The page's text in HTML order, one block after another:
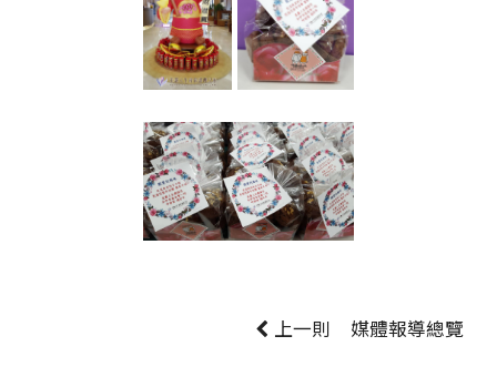
上一則 媒體報導總覽